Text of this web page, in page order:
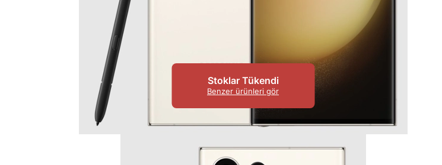
Stoklar Tükendi
Benzer ürünleri gör